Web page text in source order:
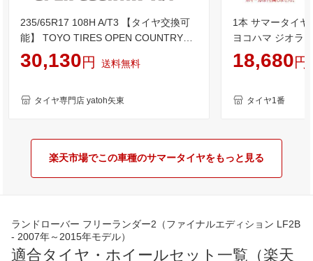
235/65R17 108H A/T3 【タイヤ交換可
能】 TOYO TIRES OPEN COUNTRY
A/T III 【235/65-17】 トーヨー タイヤ
オープンカントリー エーティースリー
30,130円 送料無料
タイヤ専門店 yatoh矢東
1本 サマータイ
ヨコハマ ジオラ
YOKOHAMA
18,680円
タイヤ1番
楽天市場でこの車種のサマータイヤをもっと見る
ランドローバー フリーランダー2（ファイナルエディション LF2B
- 2007年～2015年モデル）
適合タイヤ・ホイールセット一覧（楽天